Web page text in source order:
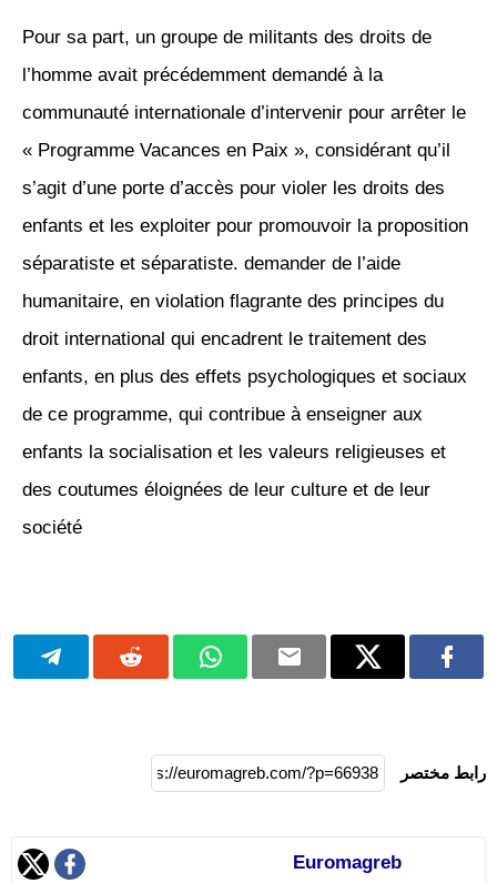
Pour sa part, un groupe de militants des droits de
l’homme avait précédemment demandé à la
communauté internationale d’intervenir pour arrêter le
« Programme Vacances en Paix », considérant qu’il
s’agit d’une porte d’accès pour violer les droits des
enfants et les exploiter pour promouvoir la proposition
séparatiste et séparatiste. demander de l’aide
humanitaire, en violation flagrante des principes du
droit international qui encadrent le traitement des
enfants, en plus des effets psychologiques et sociaux
de ce programme, qui contribue à enseigner aux
enfants la socialisation et les valeurs religieuses et
des coutumes éloignées de leur culture et de leur
société
رابط مختصر
Euromagreb